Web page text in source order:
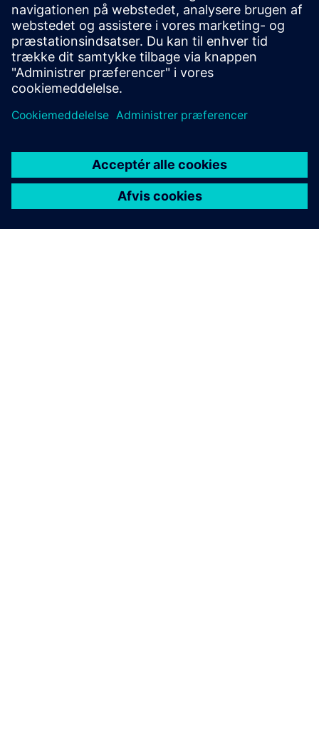
En løsning, der muliggør digitaliseret, automatisk dosering
af kemikalier til kunder fra landbrugssektoren eller
rengøring på stedet.
Få mere at vide